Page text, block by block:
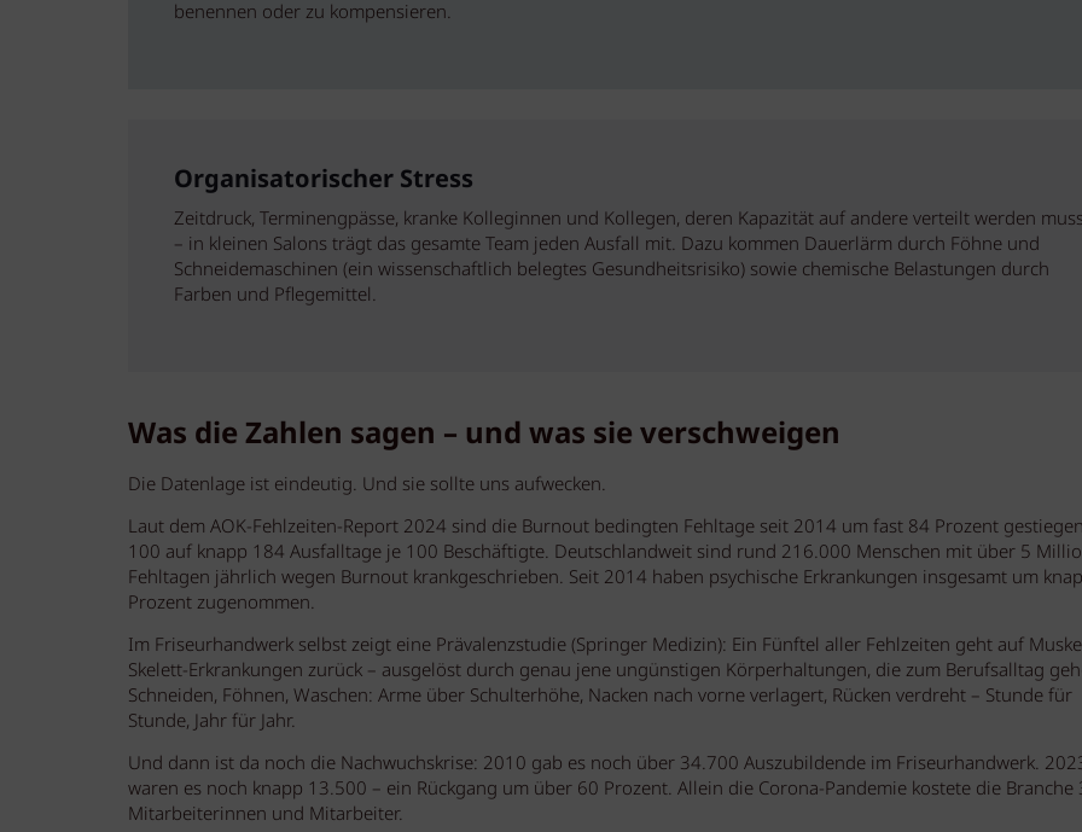
benennen oder zu kompensieren.
Organisatorischer Stress
Zeitdruck, Terminengpässe, kranke Kolleginnen und Kollegen, deren Kapazität auf andere verteilt werden
– in kleinen Salons trägt das gesamte Team jeden Ausfall mit. Dazu kommen Dauerlärm durch Föhne und
Schneidemaschinen (ein wissenschaftlich belegtes Gesundheitsrisiko) sowie chemische Belastungen durch
Farben und Pflegemittel.
Was die Zahlen sagen – und was sie verschweigen
Die Datenlage ist eindeutig. Und sie sollte uns aufwecken.
Laut dem AOK-Fehlzeiten-Report 2024 sind die Burnout bedingten Fehltage seit 2014 um fast 84 Prozent
100 auf knapp 184 Ausfalltage je 100 Beschäftigte. Deutschlandweit sind rund 216.000 Menschen mit über 5
Fehltagen jährlich wegen Burnout krankgeschrieben. Seit 2014 haben psychische Erkrankungen insgesamt um
Prozent zugenommen.
Im Friseurhandwerk selbst zeigt eine Prävalenzstudie (Springer Medizin): Ein Fünftel aller Fehlzeiten geht auf
Skelett-Erkrankungen zurück – ausgelöst durch genau jene ungünstigen Körperhaltungen, die zum Berufsalltag
Schneiden, Föhnen, Waschen: Arme über Schulterhöhe, Nacken nach vorne verlagert, Rücken verdreht – Stunde für
Stunde, Jahr für Jahr.
Und dann ist da noch die Nachwuchskrise: 2010 gab es noch über 34.700 Auszubildende im Friseurhandwerk.
waren es noch knapp 13.500 – ein Rückgang um über 60 Prozent. Allein die Corona-Pandemie kostete die Branche
Mitarbeiterinnen und Mitarbeiter.